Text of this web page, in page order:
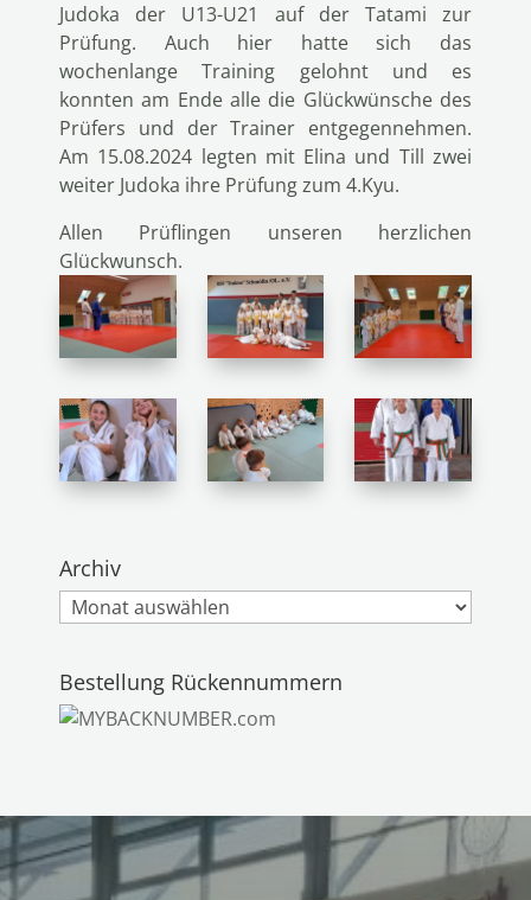
Judoka der U13-U21 auf der Tatami zur
Prüfung. Auch hier hatte sich das
wochenlange Training gelohnt und es
konnten am Ende alle die Glückwünsche des
Prüfers und der Trainer entgegennehmen.
Am 15.08.2024 legten mit Elina und Till zwei
weiter Judoka ihre Prüfung zum 4.Kyu.
Allen Prüflingen unseren herzlichen
Glückwunsch.
Archiv
Archiv
Bestellung Rückennummern